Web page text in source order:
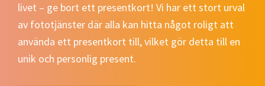
livet – ge bort ett presentkort! Vi har ett stort urval
av fototjänster där alla kan hitta något roligt att
använda ett presentkort till, vilket gör detta till en
unik och personlig present.